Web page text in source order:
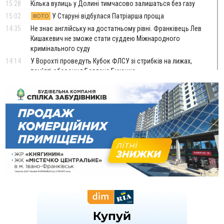
15:28
Кілька вулиць у Долині тимчасово залишаться без газу
15:02
ФОТО
У Старуні відбулася Патріарша проща
14:35
Не знає англійську на достатньому рівні. Франківець Лев
Кишакевич не зможе стати суддею Міжнародного
кримінального суду
14:14
У Ворохті проведуть Кубок ФЛСУ зі стрибків на лижах,
пам'яті оборонця Богдана Бухонка
На Калущині розшукали чоловіка, який три дні
блукав у лісі
13:14
Боднар розповів про реакцію влади Польщі на атаки на
українців та про зміни після 23 серпня
12:31
ВІДЕО "Едельвейси" щемливо привітали рідну Коломию з
Днем міста
11:55
Вчора у Франківську, Коломиї, Долині та Яремче
зафіксували рекордну спеку
11:45
У Надвірній п'яна жінка побила малолітнього хлопчика: суд
У басейні Дністра встановилася гідрологічна посуха - рівні
води наблизилися до найнижчих показників
У Бурштині поблизу АЗС сталася масова бійка, поліція